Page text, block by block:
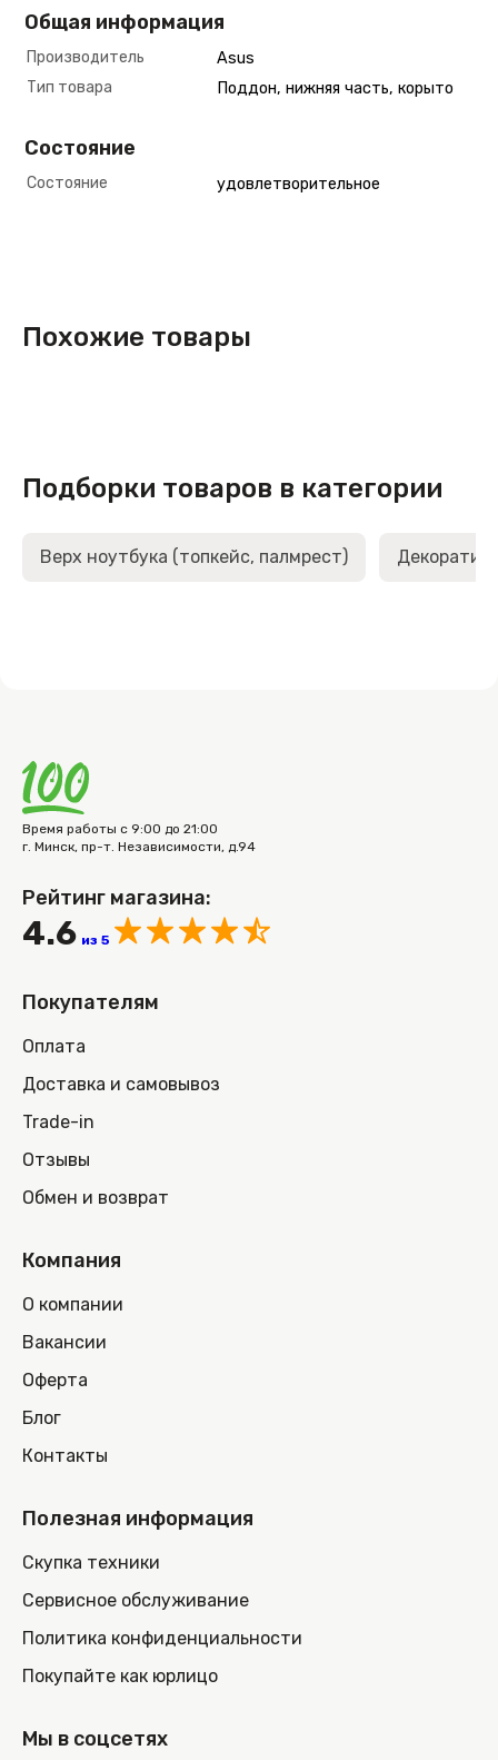
Общая информация
Производитель
Asus
Тип товара
Поддон, нижняя часть, корыто
Состояние
Состояние удовлетворительное
Похожие товары
Подборки товаров в категории
Верх ноутбука (топкейс, палмрест)
Время работы с 9:00 до 21:00
г. Минск, пр-т. Независимости, д.94
Рейтинг магазина:
4.6 из 5
Покупателям
Оплата
Доставка и самовывоз
Trade-in
Отзывы
Обмен и возврат
Компания
О компании
Вакансии
Оферта
Блог
Контакты
Полезная информация
Скупка техники
Сервисное обслуживание
Политика конфиденциальности
Покупайте как юрлицо
Мы в соцсетях